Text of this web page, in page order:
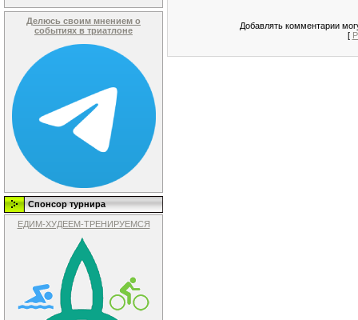
Делюсь своим мнением о
событиях в триатлоне
Спонсор турнира
ЕДИМ-ХУДЕЕМ-ТРЕНИРУЕМСЯ
Добавлять комментарии
[